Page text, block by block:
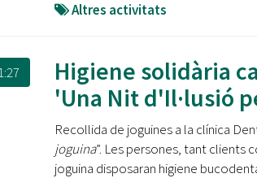
Altres activitats
Higiene solidària
'Una Nit d'Il·lusió
Recollida de joguines a la clínica
joguina”. Les persones, tant clients
joguina disposaran higiene